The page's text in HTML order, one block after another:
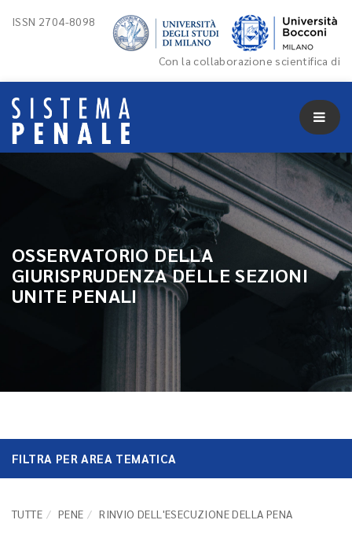
ISSN 2704-8098
Con la collaborazione scientifica di
OSSERVATORIO DELLA
GIURISPRUDENZA DELLE SEZIONI
UNITE PENALI
FILTRA PER AREA TEMATICA
TUTTE PENE RINVIO DELL'ESECUZIONE DELLA PENA